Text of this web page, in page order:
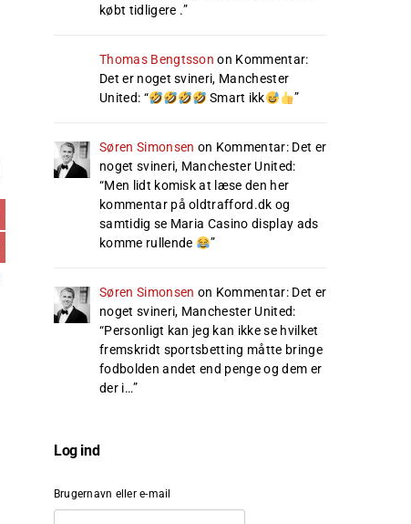
købt tidligere .”
Thomas Bengtsson on Kommentar:
Det er noget svineri, Manchester
United: “ Smart ikk ”
Søren Simonsen on Kommentar: Det er
noget svineri, Manchester United:
“Men lidt komisk at læse den her
kommentar på oldtrafford.dk og
samtidig se Maria Casino display ads
komme rullende
”
Søren Simonsen on Kommentar: Det er
noget svineri, Manchester United:
“Personligt kan jeg kan ikke se hvilket
fremskridt sportsbetting måtte bringe
fodbolden andet end penge og dem er
der i…”
Log ind
Brugernavn eller e-mail